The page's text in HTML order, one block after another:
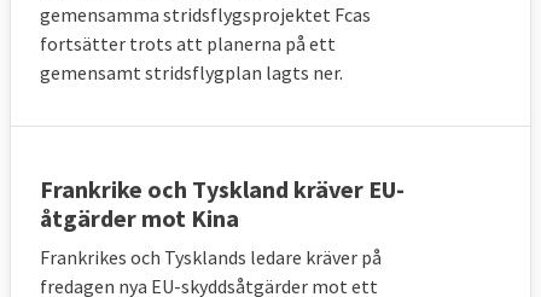
gemensamma stridsflygsprojektet Fcas
fortsätter trots att planerna på ett
gemensamt stridsflygplan lagts ner.
Frankrike och Tyskland kräver EU-
åtgärder mot Kina
Frankrikes och Tysklands ledare kräver på
fredagen nya EU-skyddsåtgärder mot ett